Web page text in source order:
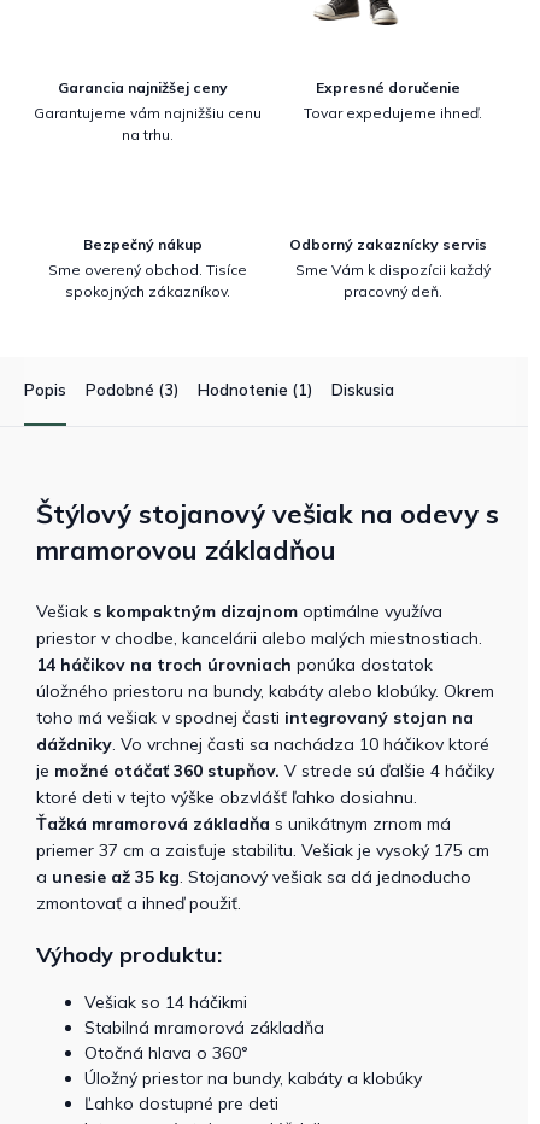
Garancia najnižšej ceny
Garantujeme vám najnižšiu cenu
na trhu.
Expresné doručenie
Tovar expedujeme ihneď.
Bezpečný nákup
Sme overený obchod. Tisíce
spokojných zákazníkov.
Odborný zakaznícky servis
Sme Vám k dispozícii každý
pracovný deň.
Popis Podobné (3) Hodnotenie (1) Diskusia
Štýlový stojanový vešiak na odevy s
mramorovou základňou
Vešiak s kompaktným dizajnom optimálne využíva
priestor v chodbe, kancelárii alebo malých miestnostiach.
14 háčikov na troch úrovniach ponúka dostatok
úložného priestoru na bundy, kabáty alebo klobúky. Okrem
toho má vešiak v spodnej časti integrovaný stojan na
dáždniky . Vo vrchnej časti sa nachádza 10 háčikov ktoré
je možné otáčať 360 stupňov. V strede sú ďalšie 4 háčiky
ktoré deti v tejto výške obzvlášť ľahko dosiahnu.
Ťažká mramorová základňa s unikátnym zrnom má
priemer 37 cm a zaisťuje stabilitu. Vešiak je vysoký 175 cm
a unesie až 35 kg . Stojanový vešiak sa dá jednoducho
zmontovať a ihneď použiť.
Výhody produktu:
Vešiak so 14 háčikmi
Stabilná mramorová základňa
Otočná hlava o 360°
Úložný priestor na bundy, kabáty a klobúky
Ľahko dostupné pre deti